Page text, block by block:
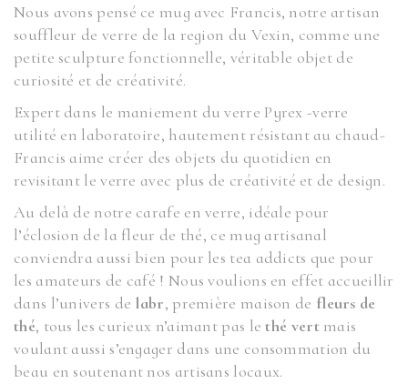
Nous avons pensé ce mug avec Francis, notre artisan
souffleur de verre de la region du Vexin, comme une
petite sculpture fonctionnelle, véritable objet de
curiosité et de créativité.
Expert dans le maniement du verre Pyrex -verre
utilité en laboratoire, hautement résistant au chaud-
Francis aime créer des objets du quotidien en
revisitant le verre avec plus de créativité et de design.
Au delà de notre carafe en verre, idéale pour
l’éclosion de la fleur de thé, ce mug artisanal
conviendra aussi bien pour les tea addicts que pour
les amateurs de café ! Nous voulions en effet accueillir
dans l’univers de labr, première maison de fleurs de
thé, tous les curieux n’aimant pas lethé vertmais
voulant aussi s’engager dans une consommation du
beau en soutenant nos artisans locaux.